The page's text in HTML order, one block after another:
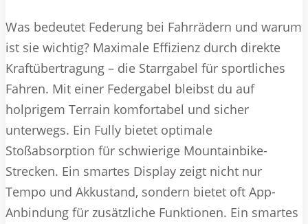
Was bedeutet Federung bei Fahrrädern und warum
ist sie wichtig? Maximale Effizienz durch direkte
Kraftübertragung – die Starrgabel für sportliches
Fahren. Mit einer Federgabel bleibst du auf
holprigem Terrain komfortabel und sicher
unterwegs. Ein Fully bietet optimale
Stoßabsorption für schwierige Mountainbike-
Strecken. Ein smartes Display zeigt nicht nur
Tempo und Akkustand, sondern bietet oft App-
Anbindung für zusätzliche Funktionen. Ein smartes